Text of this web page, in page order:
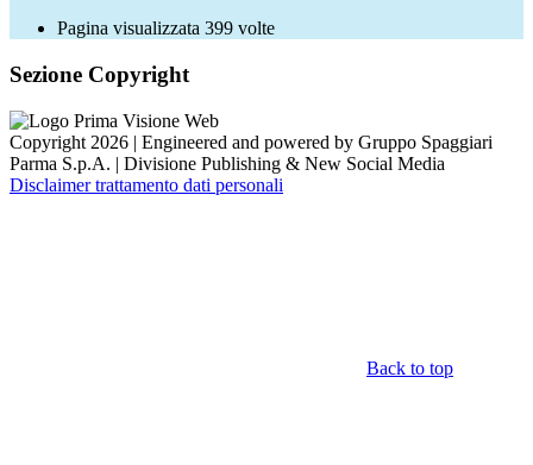
Pagina visualizzata 399 volte
Sezione Copyright
Copyright 2026 | Engineered and powered by Gruppo Spaggiari
Parma S.p.A. | Divisione Publishing & New Social Media
Disclaimer trattamento dati personali
Back to top